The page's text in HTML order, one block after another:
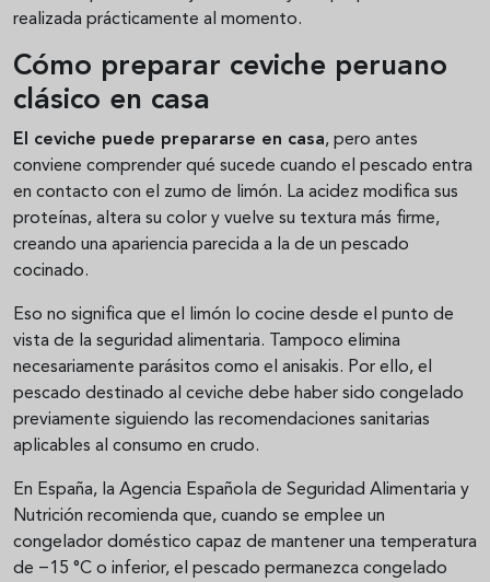
realizada prácticamente al momento.
Cómo preparar ceviche peruano
clásico en casa
El ceviche puede prepararse en casa, pero antes
conviene comprender qué sucede cuando el pescado entra
en contacto con el zumo de limón. La acidez modifica sus
proteínas, altera su color y vuelve su textura más firme,
creando una apariencia parecida a la de un pescado
cocinado.
Eso no significa que el limón lo cocine desde el punto de
vista de la seguridad alimentaria. Tampoco elimina
necesariamente parásitos como el anisakis. Por ello, el
pescado destinado al ceviche debe haber sido congelado
previamente siguiendo las recomendaciones sanitarias
aplicables al consumo en crudo.
En España, la Agencia Española de Seguridad Alimentaria y
Nutrición recomienda que, cuando se emplee un
congelador doméstico capaz de mantener una temperatura
de −15 °C o inferior, el pescado permanezca congelado